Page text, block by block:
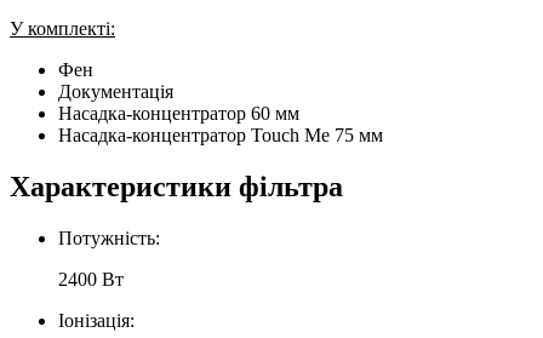
У комплекті:
Фен
Документація
Насадка-концентратор 60 мм
Насадка-концентратор Touch Me 75 мм
Характеристики фільтра
Потужність:
2400 Вт
Іонізація: